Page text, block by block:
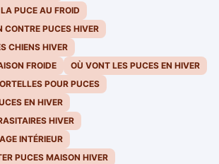
PUCE AU FROID
CONTRE PUCES HIVER
CHIENS HIVER
FROIDE
OÙ VONT LES PUCES EN HIVER
POUR PUCES
EN HIVER
HIVER
INTÉRIEUR
PUCES MAISON HIVER